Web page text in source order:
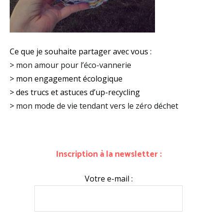
Ce que je souhaite partager avec vous :
> mon amour pour l’éco-vannerie
> mon engagement écologique
> des trucs et astuces d’up-recycling
> mon mode de vie tendant vers le zéro déchet
Inscription à la newsletter :
Votre e-mail :